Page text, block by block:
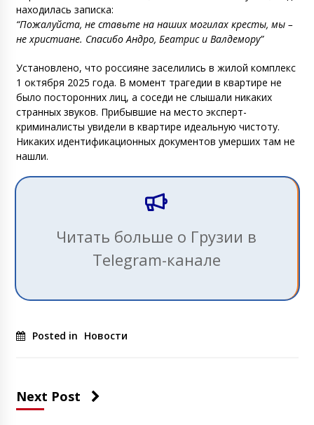
находилась записка:
“Пожалуйста, не ставьте на наших могилах кресты, мы –
не христиане. Спасибо Андро, Беатрис и Валдемору”
Установлено, что россияне заселились в жилой комплекс
1 октября 2025 года. В момент трагедии в квартире не
было посторонних лиц, а соседи не слышали никаких
странных звуков. Прибывшие на место эксперт-
криминалисты увидели в квартире идеальную чистоту.
Никаких идентификационных документов умерших там не
нашли.
Читать больше о Грузии в
Telegram-канале
Posted in Новости
Next Post